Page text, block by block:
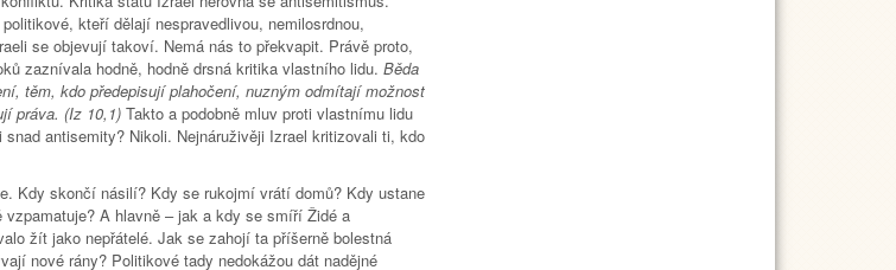
kteří dělají nespravedlivou, nemilosrdnou,
se objevují takoví. Nemá nás to překvapit. Právě proto,
zaznívala hodně, hodně drsná kritika vlastního lidu. Běda
těm, kdo předepisují plahočení, nuzným odmítají možnost
práva. (Iz 10,1) Takto a podobně mluv proti vlastnímu lidu
antisemity? Nikoli. Nejnáruživěji Izrael kritizovali ti, kdo
Kdy skončí násilí? Kdy se rukojmí vrátí domů? Kdy ustane
A hlavně – jak a kdy se smíří Židé a
žít jako nepřátelé. Jak se zahojí ta příšerně bolestná
nové rány? Politikové tady nedokážou dát nadějné